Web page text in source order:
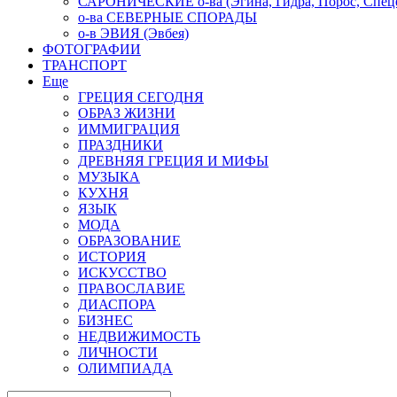
о-ва СЕВЕРНЫЕ СПОРАДЫ
о-в ЭВИЯ (Эвбея)
ФОТОГРАФИИ
ТРАНСПОРТ
Еще
ГРЕЦИЯ СЕГОДНЯ
ОБРАЗ ЖИЗНИ
ИММИГРАЦИЯ
ПРАЗДНИКИ
ДРЕВНЯЯ ГРЕЦИЯ И МИФЫ
МУЗЫКА
КУХНЯ
ЯЗЫК
МОДА
ОБРАЗОВАНИЕ
ИСТОРИЯ
ИСКУССТВО
ПРАВОСЛАВИЕ
ДИАСПОРА
БИЗНЕС
НЕДВИЖИМОСТЬ
ЛИЧНОСТИ
ОЛИМПИАДА